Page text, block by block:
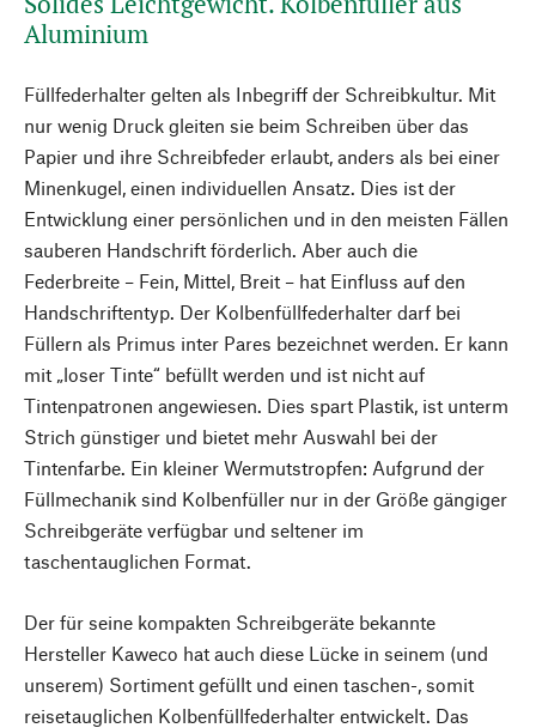
Aluminium
Füllfederhalter gelten als Inbegriff der Schreibkultur. Mit
nur wenig Druck gleiten sie beim Schreiben über das
Papier und ihre Schreibfeder erlaubt, anders als bei einer
Minenkugel, einen individuellen Ansatz. Dies ist der
Entwicklung einer persönlichen und in den meisten Fällen
sauberen Handschrift förderlich. Aber auch die
Federbreite – Fein, Mittel, Breit – hat Einfluss auf den
Handschriftentyp. Der Kolbenfüllfederhalter darf bei
Füllern als Primus inter Pares bezeichnet werden. Er kann
mit „loser Tinte“ befüllt werden und ist nicht auf
Tintenpatronen angewiesen. Dies spart Plastik, ist unterm
Strich günstiger und bietet mehr Auswahl bei der
Tintenfarbe. Ein kleiner Wermutstropfen: Aufgrund der
Füllmechanik sind Kolbenfüller nur in der Größe gängiger
Schreibgeräte verfügbar und seltener im
taschentauglichen Format.
Der für seine kompakten Schreibgeräte bekannte
Hersteller Kaweco hat auch diese Lücke in seinem (und
unserem) Sortiment gefüllt und einen taschen-, somit
reisetauglichen Kolbenfüllfederhalter entwickelt. Das